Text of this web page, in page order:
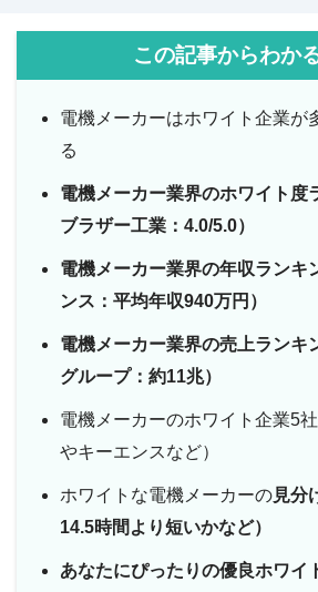
この記事からわか
電機メーカーはホワイト企業が
る
電機メーカー業界のホワイト度
ブラザー工業：4.0/5.0）
電機メーカー業界の年収ランキ
ンス：平均年収940万円）
電機メーカー業界の売上ランキ
グループ：約11兆）
電機メーカーのホワイト企業5
やキーエンスなど）
ホワイトな電機メーカーの見分
14.5時間より短いかなど）
あなたにぴったりの優良ホワイ